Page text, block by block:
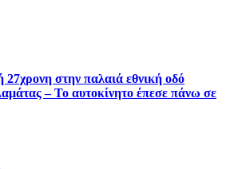
27χρονη στην παλαιά εθνική οδό
– Το αυτοκίνητο έπεσε πάνω σε